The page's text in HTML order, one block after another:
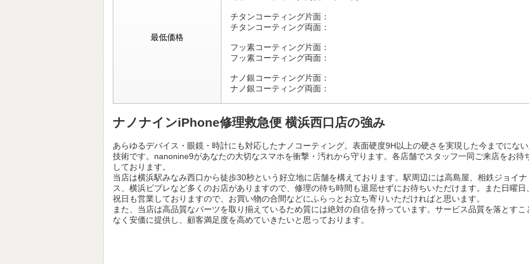
最低価格
チタンコーティング片面：
チタンコーティング両面：
フッ素コーティング片面：
フッ素コーティング両面：
ナノ銀コーティング片面：
ナノ銀コーティング両面：
ナノナインiPhone修理救急便 横浜西口店の強み
あらゆるデバイス・眼鏡・時計にも対応したナノコーティング。表面硬度9H以上の硬さを実現した今までにな
技術です。nanonine9があなたの大切なスマホを衝撃・汚れから守ります。各店舗でスタッフ一同ご来店をお待
しております。
当店は横浜駅みなみ西口から徒歩30秒という好立地に店舗を構えております。駅周辺には高島屋、相鉄ジョイナ
ス、横浜ビブレなど多くのお店がありますので、修理の待ち時間も退屈せずにお待ちいただけます。また日曜日、
祝日も営業しておりますので、お買い物の合間などにふらっとお立ち寄りいただければと思います。
また、当店は高品質なパーツを取り揃えているため質には絶対の自信を持っています。サービス品質を落とすこ
なく安価に提供し、顧客満足度を高めていきたいと思っております。